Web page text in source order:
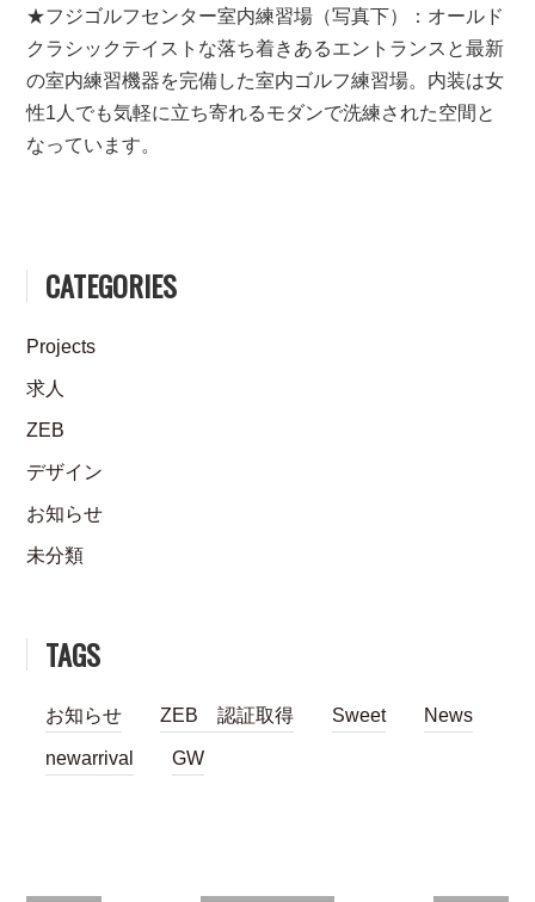
★フジゴルフセンター室内練習場（写真下）：オールド
クラシックテイストな落ち着きあるエントランスと最新
の室内練習機器を完備した室内ゴルフ練習場。内装は女
性1人でも気軽に立ち寄れるモダンで洗練された空間と
なっています。
CATEGORIES
Projects
求人
ZEB
デザイン
お知らせ
未分類
TAGS
お知らせ ZEB 認証取得 Sweet News
newarrival GW